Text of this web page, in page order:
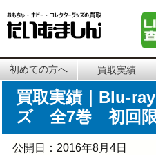
初めての方へ 買取実績
買取実績｜Blu-
ズ 全7巻 初回
公開日： 2016年8月4日